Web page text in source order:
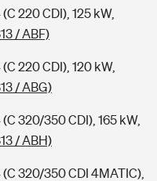
220 CDI), 125 kW,
/ ABF)
220 CDI), 120 kW,
/ ABG)
320/350 CDI), 165 kW,
/ ABH)
320/350 CDI 4MATIC),